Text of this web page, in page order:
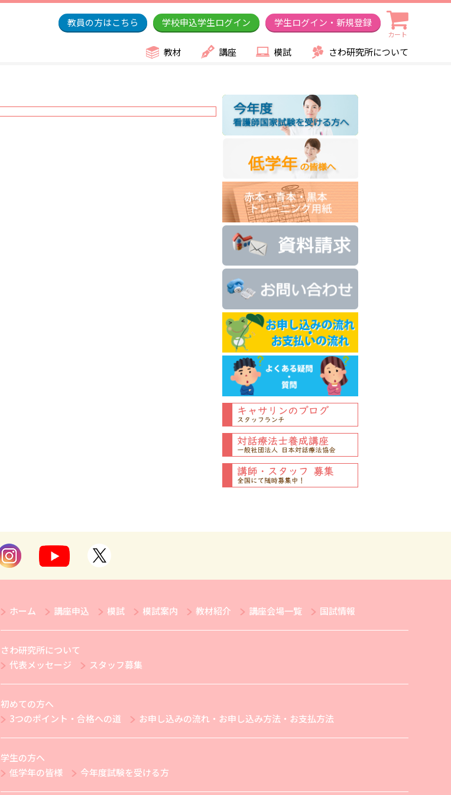
教員の方はこちら 学校申込学生ログイン 学生ログイン・新規登録
カート
教材 講座 模試 さわ研究所について
ホーム 講座申込 模試 模試案内 教材紹介 講座会場一覧 国試情報
さわ研究所について
代表メッセージ
スタッフ募集
初めての方へ
3つのポイント・合格への道
お申し込みの流れ・お申し込み方法・お支払方法
学生の方へ
低学年の皆様
今年度試験を受ける方